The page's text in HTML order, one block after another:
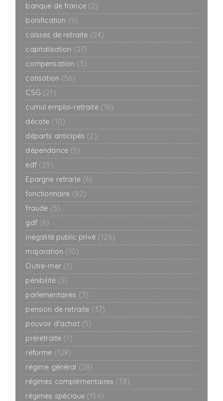
banque de france (2)
bonification (6)
caisses de retraite (24)
capitalisation (27)
compensation (3)
cotisation (56)
CSG (21)
cumul emploi-retraite (16)
décote (10)
départs anticipés (2)
dépendance (5)
edf (29)
Epargne retraite (6)
fonctionnaire (82)
fraude (5)
gdf (6)
inégalité public privé (126)
majoration (10)
Outre-mer (1)
pénibilité (5)
parlementaires (3)
pension de retraite (37)
pouvoir d'achat (5)
préretraite (1)
réforme (128)
régime général (28)
régimes complémentaires (38)
régimes spéciaux (156)